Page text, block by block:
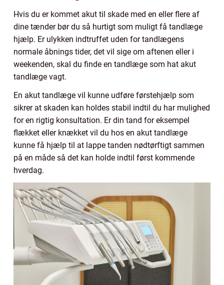
Hvis du er kommet akut til skade med en eller flere af
dine tænder bør du så hurtigt som muligt få tandlæge
hjælp. Er ulykken indtruffet uden for tandlægens
normale åbnings tider, det vil sige om aftenen eller i
weekenden, skal du finde en tandlæge som hat akut
tandlæge vagt.
En akut tandlæge vil kunne udføre førstehjælp som
sikrer at skaden kan holdes stabil indtil du har mulighed
for en rigtig konsultation. Er din tand for eksempel
flækket eller knækket vil du hos en akut tandlæge
kunne få hjælp til at lappe tanden nødtørftigt sammen
på en måde så det kan holde indtil først kommende
hverdag.